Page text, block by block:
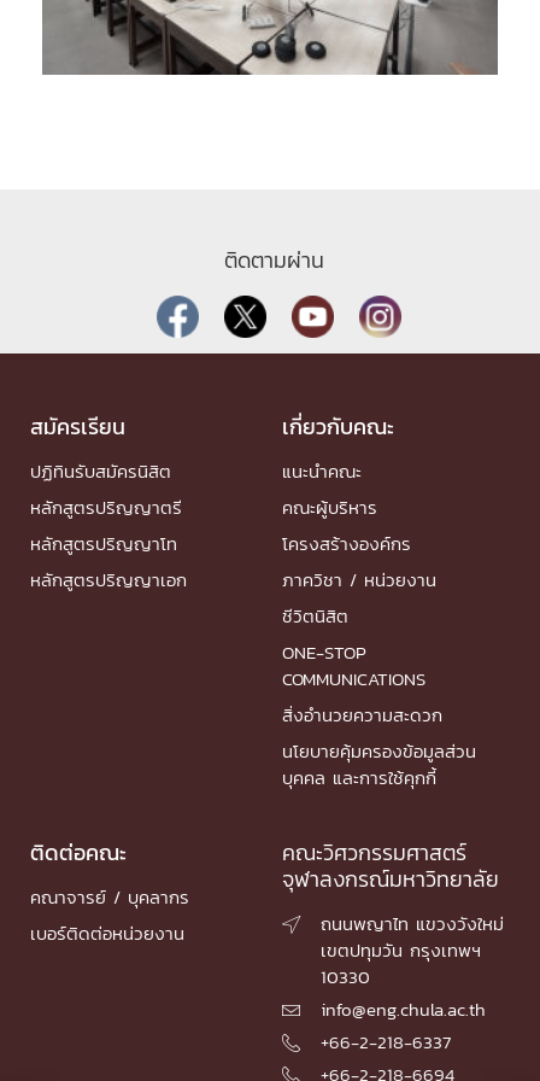
ติดตามผ่าน
สมัครเรียน
ปฏิทินรับสมัครนิสิต
หลักสูตรปริญญาตรี
หลักสูตรปริญญาโท
หลักสูตรปริญญาเอก
เกี่ยวกับคณะ
แนะนำคณะ
คณะผู้บริหาร
โครงสร้างองค์กร
ภาควิชา / หน่วยงาน
ชีวิตนิสิต
ONE-STOP
COMMUNICATIONS
สิ่งอำนวยความสะดวก
นโยบายคุ้มครองข้อมูลส่วน
บุคคล และการใช้คุกกี้
ติดต่อคณะ
คณาจารย์ / บุคลากร
เบอร์ติดต่อหน่วยงาน
คณะวิศวกรรมศาสตร์
จุฬาลงกรณ์มหาวิทยาลัย

ถนนพญาไท แขวงวังใหม่
เขตปทุมวัน กรุงเทพฯ
10330
 info@eng.chula.ac.th
 +66-2-218-6337
 +66-2-218-6694